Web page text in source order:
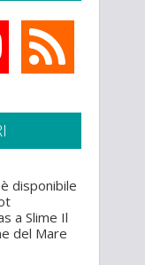
disponibile
a Slime Il
del Mare